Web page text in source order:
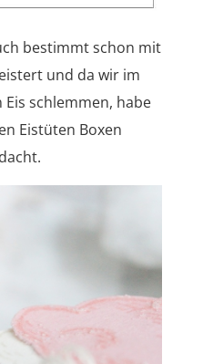
bestimmt schon mit
und da wir im
schlemmen, habe
Eistüten Boxen